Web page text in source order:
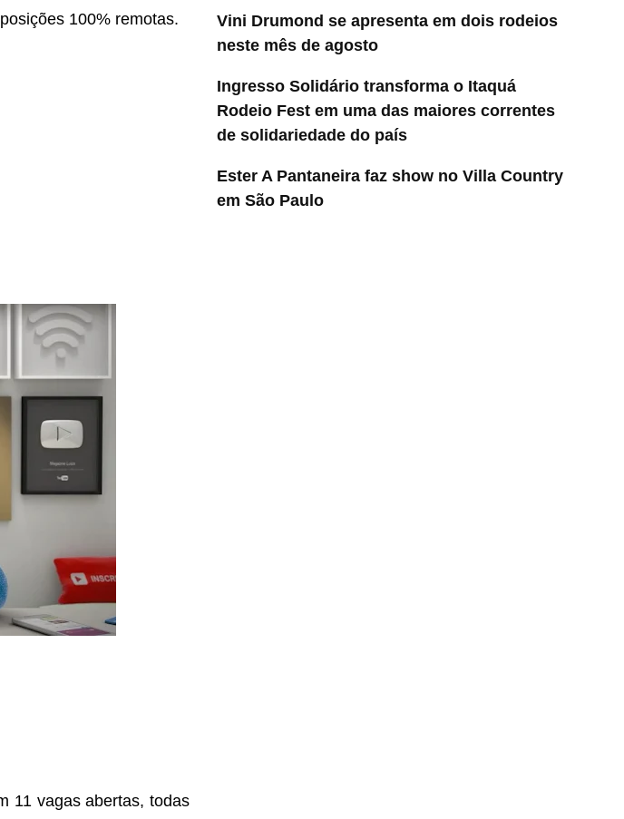
100% remotas.
11 vagas abertas, todas
Vini Drumond se apresenta em dois rodeios
neste mês de agosto
Ingresso Solidário transforma o Itaquá
Rodeio Fest em uma das maiores correntes
de solidariedade do país
Ester A Pantaneira faz show no Villa Country
em São Paulo